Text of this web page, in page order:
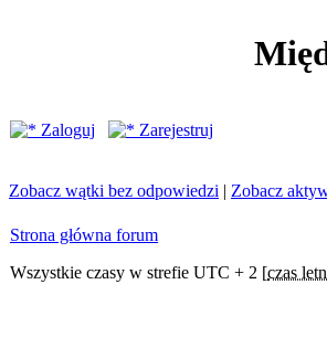
Zaloguj
Zarejestruj
Zobacz wątki bez odpowiedzi | Zobacz
Strona główna forum
Wszystkie czasy w strefie UTC + 2 [czas